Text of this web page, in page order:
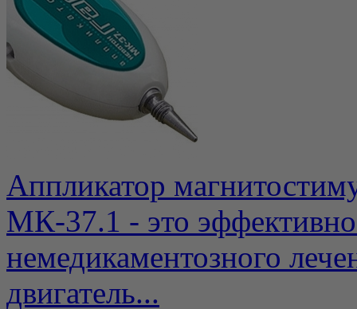
Аппликатор
МК-37.1 - это
немедикаментозного
двигатель...